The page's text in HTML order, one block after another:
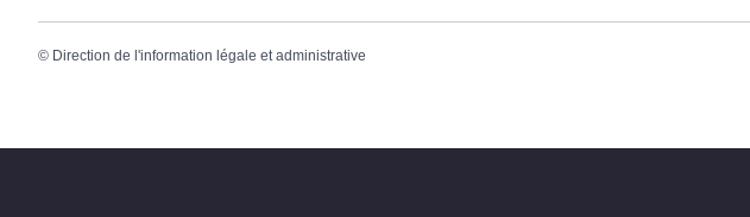
© Direction de l'information légale et administrative